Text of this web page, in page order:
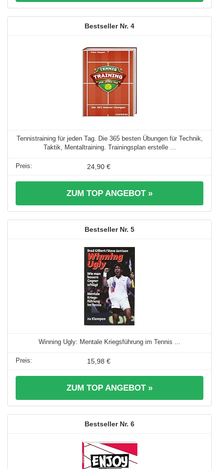
4
Tennistraining für jeden Tag. Die 365 besten Übungen für Technik,
Taktik, Mentaltraining. Trainingsplan erstelle ...
24,90 €
ZUM TOP ANGEBOT »
5
Winning Ugly: Mentale Kriegsführung im Tennis ...
15,98 €
ZUM TOP ANGEBOT »
6